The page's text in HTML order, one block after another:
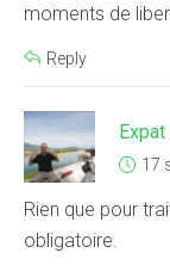
moments de
Reply
17
Rien que pour
obligatoire.